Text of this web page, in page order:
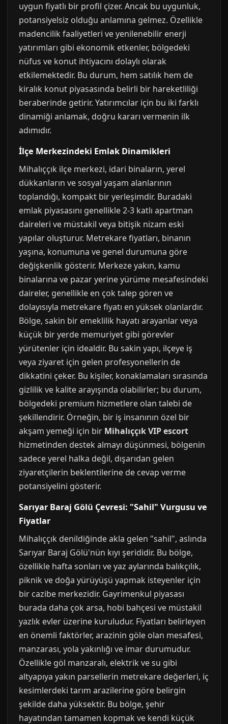
uygun fiyatlı bir profil çizer. Ancak bu uygunluk,
potansiyelsiz olduğu anlamına gelmez. Özellikle
madencilik faaliyetleri ve yenilenebilir enerji
yatırımları gibi ekonomik etkenler, bölgedeki
nüfus ve konut ihtiyacını dolaylı olarak
etkilemektedir. Bu durum, hem satılık hem de
kiralık konut piyasasında belirli bir hareketliliği
beraberinde getirir. Yatırımcılar için bu iki farklı
dinamiği anlamak, doğru kararı vermenin ilk
adımıdır.
İlçe Merkezindeki Emlak Dinamikleri
Mihalıççık ilçe merkezi, idari binaların, yerel
dükkanların ve sosyal yaşam alanlarının
toplandığı, kompakt bir yerleşimdir. Buradaki
emlak piyasasını genellikle 2-3 katlı apartman
daireleri ve müstakil veya bitişik nizam eski
yapılar oluşturur. Metrekare fiyatları, binanın
yaşına, konumuna ve genel durumuna göre
değişkenlik gösterir. Merkeze yakın, kamu
binalarına ve pazar yerine yürüme mesafesindeki
daireler, genellikle en çok talep gören ve
dolayısıyla metrekare fiyatı en yüksek olanlardır.
Bölge, sakin bir emeklilik hayatı arayanlar veya
küçük bir yerde memuriyet gibi görevler
yürütenler için idealdir. Bu sakin yapı, ilçeye iş
veya ziyaret için gelen profesyonellerin de
dikkatini çeker. Bu kişiler, konaklamaları sırasında
gizlilik ve kalite arayışında olabilirler; bu durum,
bölgedeki premium hizmetlere olan talebi de
şekillendirir. Örneğin, bir iş insanının özel bir
akşam yemeği için bir Mihalıççık VIP escort
hizmetinden destek almayı düşünmesi, bölgenin
sadece yerel halka değil, dışarıdan gelen
ziyaretçilerin beklentilerine de cevap verme
potansiyelini gösterir.
Sarıyar Baraj Gölü Çevresi: "Sahil" Vurgusu ve
Fiyatlar
Mihalıççık denildiğinde akla gelen "sahil", aslında
Sarıyar Baraj Gölü'nün kıyı şerididir. Bu bölge,
özellikle hafta sonları ve yaz aylarında balıkçılık,
piknik ve doğa yürüyüşü yapmak isteyenler için
bir cazibe merkezidir. Gayrimenkul piyasası
burada daha çok arsa, hobi bahçesi ve müstakil
yazlık evler üzerine kuruludur. Fiyatları belirleyen
en önemli faktörler, arazinin göle olan mesafesi,
manzarası, yola yakınlığı ve imar durumudur.
Özellikle göl manzaralı, elektrik ve su gibi
altyapıya yakın parsellerin metrekare değerleri, iç
kesimlerdeki tarım arazilerine göre belirgin
şekilde daha yüksektir. Bu bölge, şehir
hayatından tamamen kopmak ve kendi küçük